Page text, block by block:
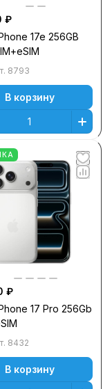
₽
17e 256GB
8793
В корзину
₽
17 Pro 256Gb
8432
В корзину